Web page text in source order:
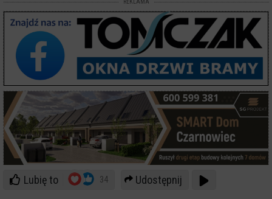
REKLAMA
Lubię to 34
Udostępnij